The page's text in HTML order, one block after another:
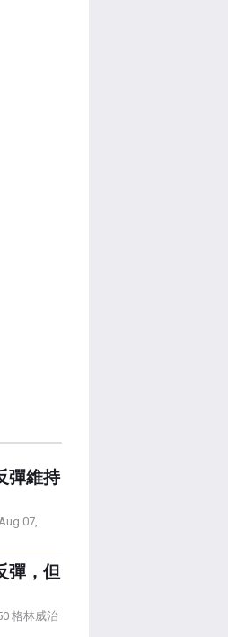
彈維持
07,
彈，但
格林威治